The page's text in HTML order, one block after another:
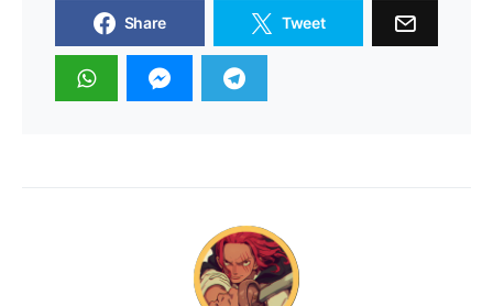
Share Tweet